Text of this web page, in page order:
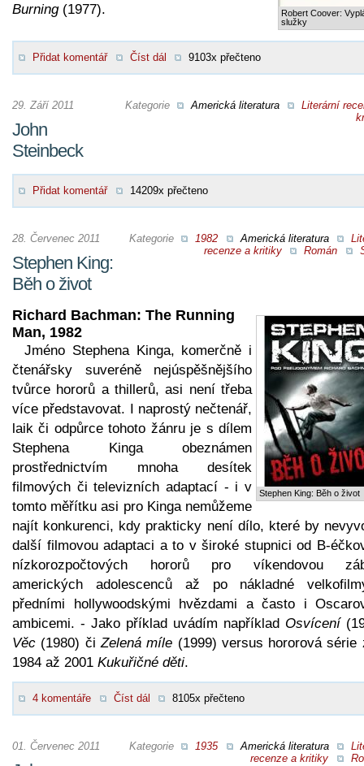
Robert Coover:
služky
Burning(1977).
Přidat komentář Číst dál 9103x přečteno
Kategorie Americká literatura
Literární
29. Září 2011
John
Steinbeck
Přidat komentář 14209x přečteno
Kategorie 1982 Americká literatura
recenze a kritiky
Román
28. Červenec 2011
Stephen King:
Běh o život
Stephen King: Běh o život
Richard Bachman: The Running
Man, 1982
Jméno Stephena Kinga, komerčně i
čtenářsky suveréně nejúspěšnějšího
tvůrce hororů a thillerů, asi není třeba
více představovat. I naprostý nečtenář,
laik či odpůrce tohoto žánru je s dílem
Stephena Kinga obeznámen
prostřednictvím mnoha desítek
filmových či televizních adaptací - i v
tomto měřítku asi pro Kinga nemůžeme
najít konkurenci, kdy prakticky není dílo, které by
další filmovou adaptaci a to v široké stupnici od B-
nízkorozpočtových hororů pro víkendovou
amerických adolescenců až po nákladné
předními hollywoodskými hvězdami a často i
ambicemi. - Jako příklad uvádím například Osvícení
Věc (1980) či Zelená míle (1999) versus hororová série
1984 až 2001 Kukuřičné děti.
4 komentáře Číst dál 8105x přečteno
Kategorie 1935 Americká literatura
recenze a kritiky
01. Červenec 2011